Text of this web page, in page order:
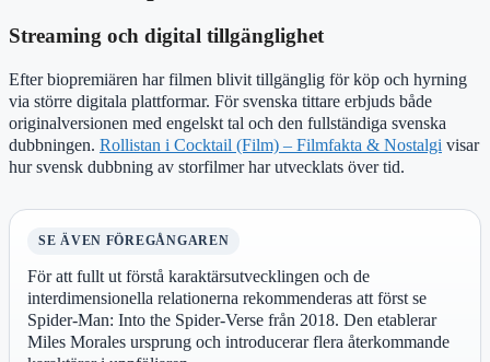
Streaming och digital tillgänglighet
Efter biopremiären har filmen blivit tillgänglig för köp och hyrning
via större digitala plattformar. För svenska tittare erbjuds både
originalversionen med engelskt tal och den fullständiga svenska
dubbningen. Rollistan i Cocktail (Film) – Filmfakta & Nostalgi visar
hur svensk dubbning av storfilmer har utvecklats över tid.
SE ÄVEN FÖREGÅNGAREN
För att fullt ut förstå karaktärsutvecklingen och de
interdimensionella relationerna rekommenderas att först se
Spider-Man: Into the Spider-Verse från 2018. Den etablerar
Miles Morales ursprung och introducerar flera återkommande